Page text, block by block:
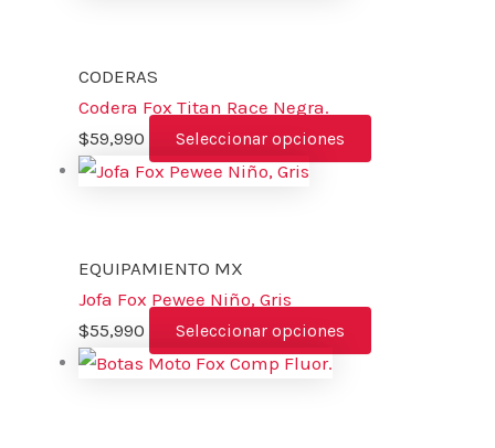
CODERAS
Codera Fox Titan Race Negra.
$59,990 Seleccionar opciones
EQUIPAMIENTO MX
Jofa Fox Pewee Niño, Gris
$55,990 Seleccionar opciones